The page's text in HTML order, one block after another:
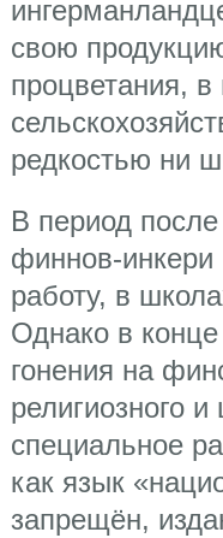
свою
процветания, в
редкостью ни
В период
финнов-
работу, в
Однако в конце
гонения на
религиозного
специальное
как язык
запрещён,